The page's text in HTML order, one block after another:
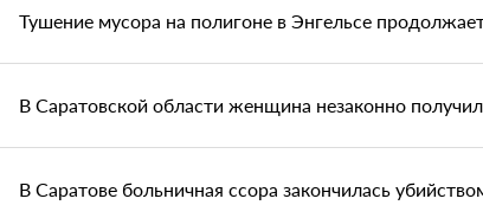
Тушение мусора на полигоне в Энгельсе
В Саратовской области женщина незаконно
В Саратове больничная ссора закончилась